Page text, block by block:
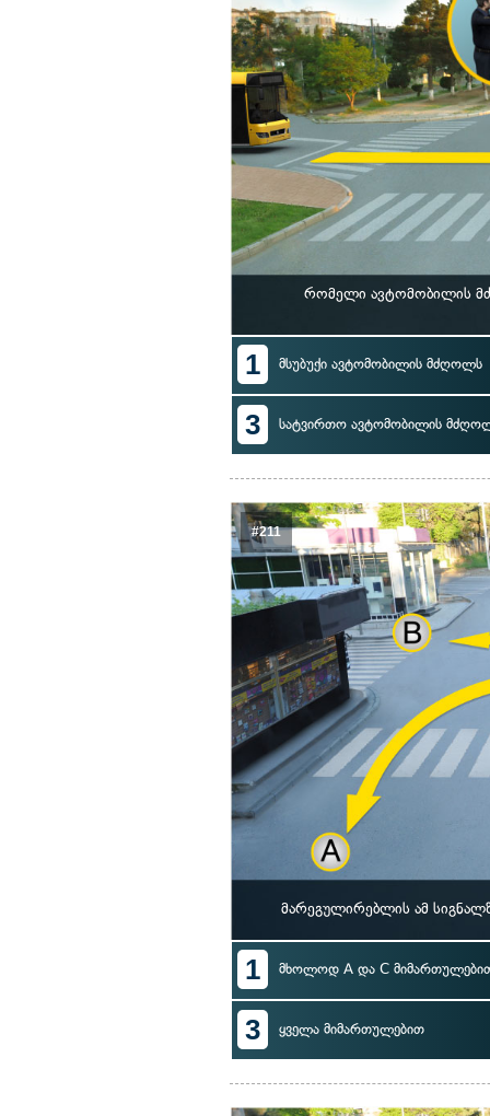
რომელი ავტომობილის
1 მსუბუქი ავტომობილის მძღოლს
3 სატვირთო ავტომობილის
#211
მარეგულირებლის ამ
1 მხოლოდ A და C
3 ყველა მიმართულებით